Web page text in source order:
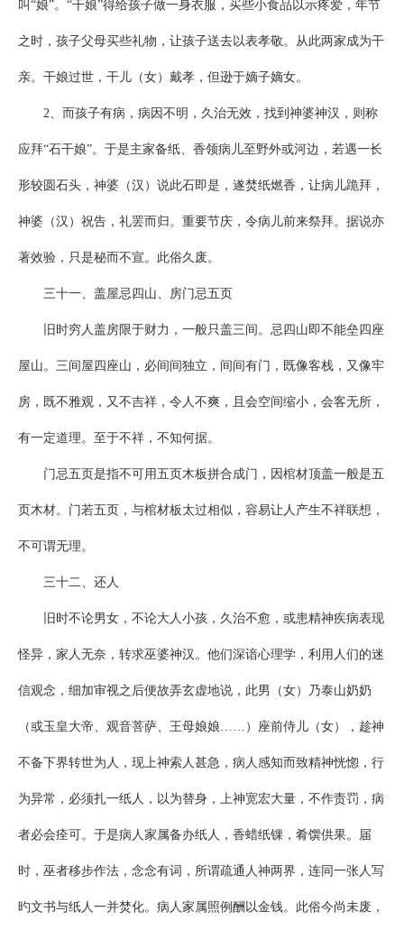
叫“娘”。“干娘”得给孩子做一身衣服，买些小食品以示疼爱，年节
之时，孩子父母买些礼物，让孩子送去以表孝敬。从此两家成为干
亲。干娘过世，干儿（女）戴孝，但逊于嫡子嫡女。
2、而孩子有病，病因不明，久治无效，找到神婆神汉，则称
应拜“石干娘”。于是主家备纸、香领病儿至野外或河边，若遇一长
形较圆石头，神婆（汉）说此石即是，遂焚纸燃香，让病儿跪拜，
神婆（汉）祝告，礼罢而归。重要节庆，令病儿前来祭拜。据说亦
著效验，只是秘而不宣。此俗久废。
三十一、盖屋忌四山、房门忌五页
旧时穷人盖房限于财力，一般只盖三间。忌四山即不能垒四座
屋山。三间屋四座山，必间间独立，间间有门，既像客栈，又像牢
房，既不雅观，又不吉祥，令人不爽，且会空间缩小，会客无所，
有一定道理。至于不祥，不知何据。
门忌五页是指不可用五页木板拼合成门，因棺材顶盖一般是五
页木材。门若五页，与棺材板太过相似，容易让人产生不祥联想，
不可谓无理。
三十二、还人
旧时不论男女，不论大人小孩，久治不愈，或患精神疾病表现
怪异，家人无奈，转求巫婆神汉。他们深谙心理学，利用人们的迷
信观念，细加审视之后便故弄玄虚地说，此男（女）乃泰山奶奶
（或玉皇大帝、观音菩萨、王母娘娘……）座前侍儿（女），趁神
不备下界转世为人，现上神索人甚急，病人感知而致精神恍惚，行
为异常，必须扎一纸人，以为替身，上神宽宏大量，不作责罚，病
者必会痊可。于是病人家属备办纸人，香蜡纸锞，肴馔供果。届
时，巫者移步作法，念念有词，所谓疏通人神两界，连同一张人写
旳文书与纸人一并焚化。病人家属照例酬以金钱。此俗今尚未废，